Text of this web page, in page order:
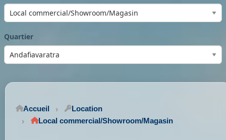
Quartier
Accueil
Location
Local commercial/Showroom/Magasin